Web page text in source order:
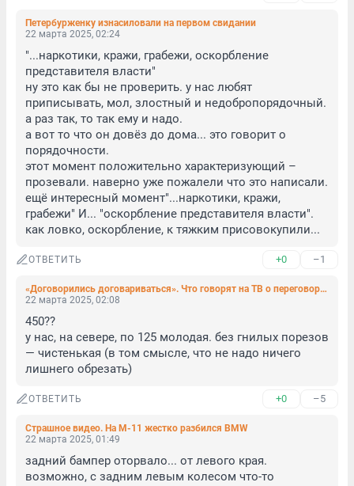
Петербурженку изнасиловали на первом свидании
22 марта 2025, 02:24
"...наркотики, кражи, грабежи, оскорбление
представителя власти"
ну это как бы не проверить. у нас любят
приписывать, мол, злостный и недобропорядочный.
а раз так, то так ему и надо.
а вот то что он довёз до дома... это говорит о
порядочности.
этот момент положительно характеризующий –
прозевали. наверно уже пожалели что это написали.
ещё интересный момент"...наркотики, кражи,
грабежи" И... "оскорбление представителя власти".
как ловко, оскорбление, к тяжким присовокупили...
ОТВЕТИТЬ +0 –1
«Договорились договариваться». Что говорят на ТВ о переговорах Трампа и Путина
22 марта 2025, 02:08
450??
у нас, на севере, по 125 молодая. без гнилых порезов
— чистенькая (в том смысле, что не надо ничего
лишнего обрезать)
ОТВЕТИТЬ +0 –5
Страшное видео. На М-11 жестко разбился BMW
22 марта 2025, 01:49
задний бампер оторвало... от левого края.
возможно, с задним левым колесом что-то